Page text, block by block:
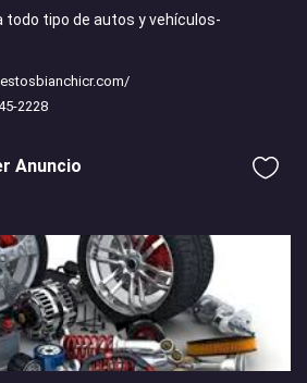
todo tipo de autos y vehículos-
2228
Anuncio